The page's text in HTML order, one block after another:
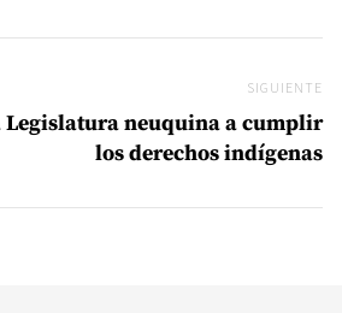
SIGUIENTE
Legislatura neuquina a cumplir
los derechos indígenas